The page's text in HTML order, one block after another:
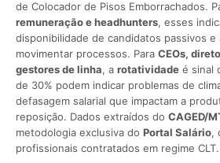
de Colocador de Pisos Emborrachados.
remuneração e headhunters, esses
disponibilidade de candidatos passivos e
movimentar processos. Para CEOs,
gestores de linha, a rotatividade é sinal
de 30% podem indicar problemas de
defasagem salarial que impactam a
reposição. Dados extraídos do CAGED/
metodologia exclusiva do Portal Salário,
profissionais contratados em regime CLT.